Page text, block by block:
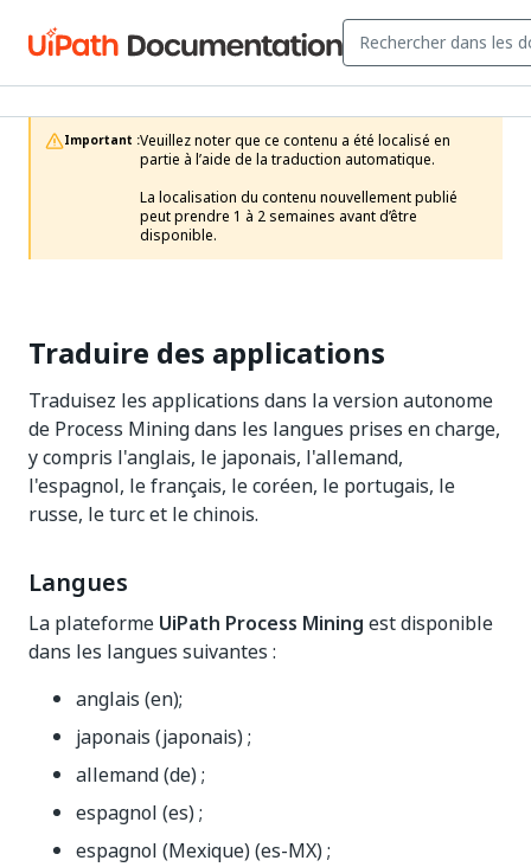
Important :Veuillez noter que ce contenu a été localisé en
partie à l’aide de la traduction automatique.
La localisation du contenu nouvellement publié
peut prendre 1 à 2 semaines avant d’être
disponible.
Traduire des applications
Traduisez les applications dans la version autonome
de Process Mining dans les langues prises en charge,
y compris l'anglais, le japonais, l'allemand,
l'espagnol, le français, le coréen, le portugais, le
russe, le turc et le chinois.
Langues
La plateforme UiPath Process Mining est disponible
dans les langues suivantes :
anglais (en);
japonais (japonais) ;
allemand (de) ;
espagnol (es) ;
espagnol (Mexique) (es-MX) ;